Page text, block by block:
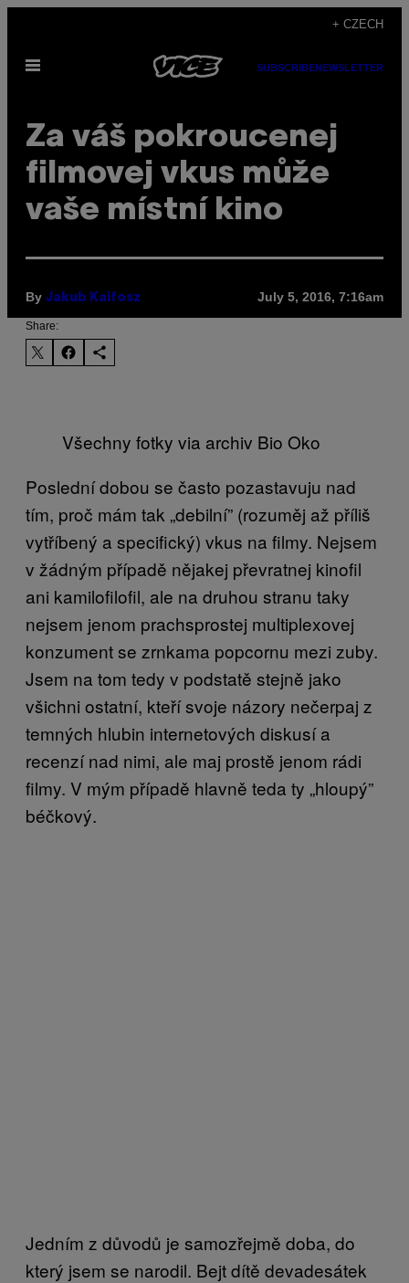
content
+ CZECH
Open
SUBSCRIBENEWSLETTER
Za váš pokroucenej
filmovej vkus může
vaše místní kino
By Jakub Kaifosz July 5, 2016, 7:16am
Share:
Všechny fotky via archiv Bio Oko
Poslední dobou se často pozastavuju nad
tím, proč mám tak „debilní” (rozuměj až příliš
vytříbený a specifický) vkus na filmy. Nejsem
v žádným případě nějakej převratnej kinofil
ani kamilofilofil, ale na druhou stranu taky
nejsem jenom prachsprostej multiplexovej
konzument se zrnkama popcornu mezi zuby.
Jsem na tom tedy v podstatě stejně jako
všichni ostatní, kteří svoje názory nečerpaj z
temných hlubin internetových diskusí a
recenzí nad nimi, ale maj prostě jenom rádi
filmy. V mým případě hlavně teda ty „hloupý”
béčkový.
Jedním z důvodů je samozřejmě doba, do
který jsem se narodil. Bejt dítě devadesátek